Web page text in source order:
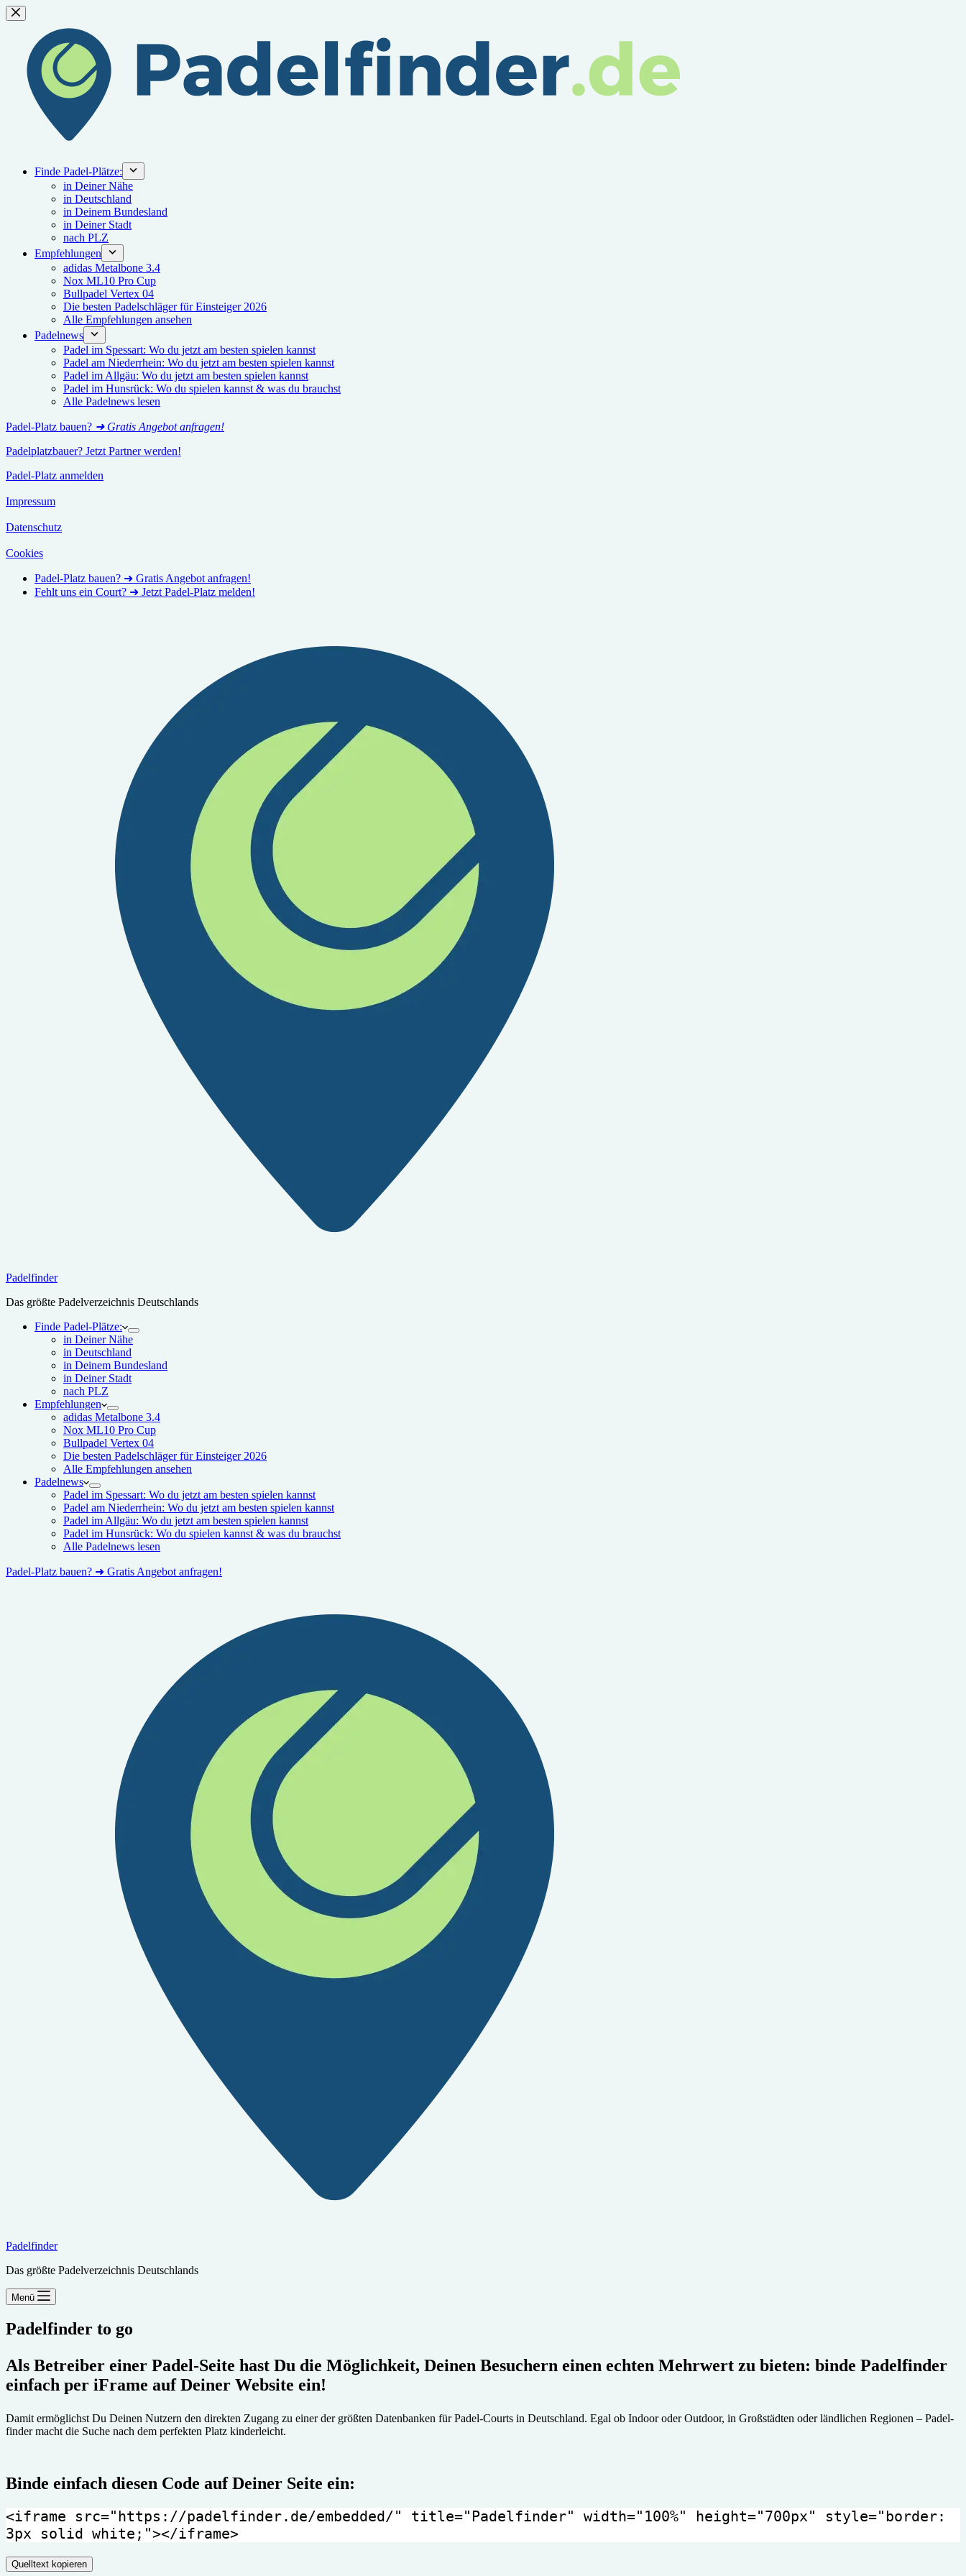
Zum
Inhalt
springen
Finde Padel-Plätze:
in Deiner Nähe
in Deutschland
in Deinem Bundesland
in Deiner Stadt
nach PLZ
Empfehlungen
adidas Metalbone 3.4
Nox ML10 Pro Cup
Bullpadel Vertex 04
Die besten Padelschläger für Einsteiger 2026
Alle Empfehlungen ansehen
Padelnews
Padel im Spessart: Wo du jetzt am besten spielen kannst
Padel am Niederrhein: Wo du jetzt am besten spielen kannst
Padel im Allgäu: Wo du jetzt am besten spielen kannst
Padel im Hunsrück: Wo du spielen kannst & was du brauchst
Alle Padelnews lesen
Padel-Platz bauen? ➜ Gratis Angebot anfragen!
Padelplatzbauer? Jetzt Partner werden!
Padel-Platz anmelden
Impressum
Datenschutz
Cookies
Padel-Platz bauen? ➜ Gratis Angebot anfragen!
Fehlt uns ein Court? ➜ Jetzt Padel-Platz melden!
Padelfinder
Das größte Padelverzeichnis Deutschlands
Finde Padel-Plätze:
in Deiner Nähe
in Deutschland
in Deinem Bundesland
in Deiner Stadt
nach PLZ
Empfehlungen
adidas Metalbone 3.4
Nox ML10 Pro Cup
Bullpadel Vertex 04
Die besten Padelschläger für Einsteiger 2026
Alle Empfehlungen ansehen
Padelnews
Padel im Spessart: Wo du jetzt am besten spielen kannst
Padel am Niederrhein: Wo du jetzt am besten spielen kannst
Padel im Allgäu: Wo du jetzt am besten spielen kannst
Padel im Hunsrück: Wo du spielen kannst & was du brauchst
Alle Padelnews lesen
Padel-Platz bauen? ➜ Gratis Angebot anfragen!
Padelfinder
Das größte Padelverzeichnis Deutschlands
Menü
Padelfinder to go
Als Betreiber einer Padel-Seite hast Du die Mög­lich­keit, Deinen Be­suchern einen echten Mehr­wert zu bieten: binde Padel­finder
einfach per iFrame auf Deiner Web­site ein!
Damit ermöglichst Du Deinen Nutzern den direkten Zugang zu einer der größten Daten­banken für Padel-Courts in Deutsch­land. Egal ob Indoor oder Outdoor, in Groß­städten oder länd­lichen Regionen – Padel­
finder macht die Suche nach dem perfekten Platz kinder­leicht.
Binde einfach diesen Code auf Deiner Seite ein:
<iframe src="https://padelfinder.de/embedded/" title="Padelfinder" width="100%" height="700px" style="border:
3px solid white;"></iframe>
Quelltext kopieren